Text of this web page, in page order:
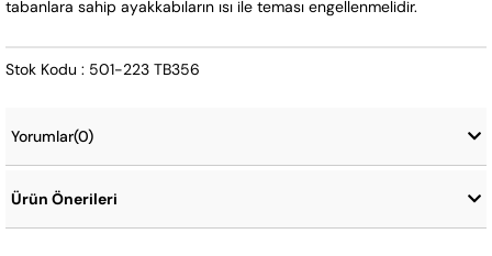
tabanlara sahip ayakkabıların ısı ile teması engellenmelidir.
Stok Kodu : 501-223 TB356
Yorumlar(0)
Ürün Önerileri